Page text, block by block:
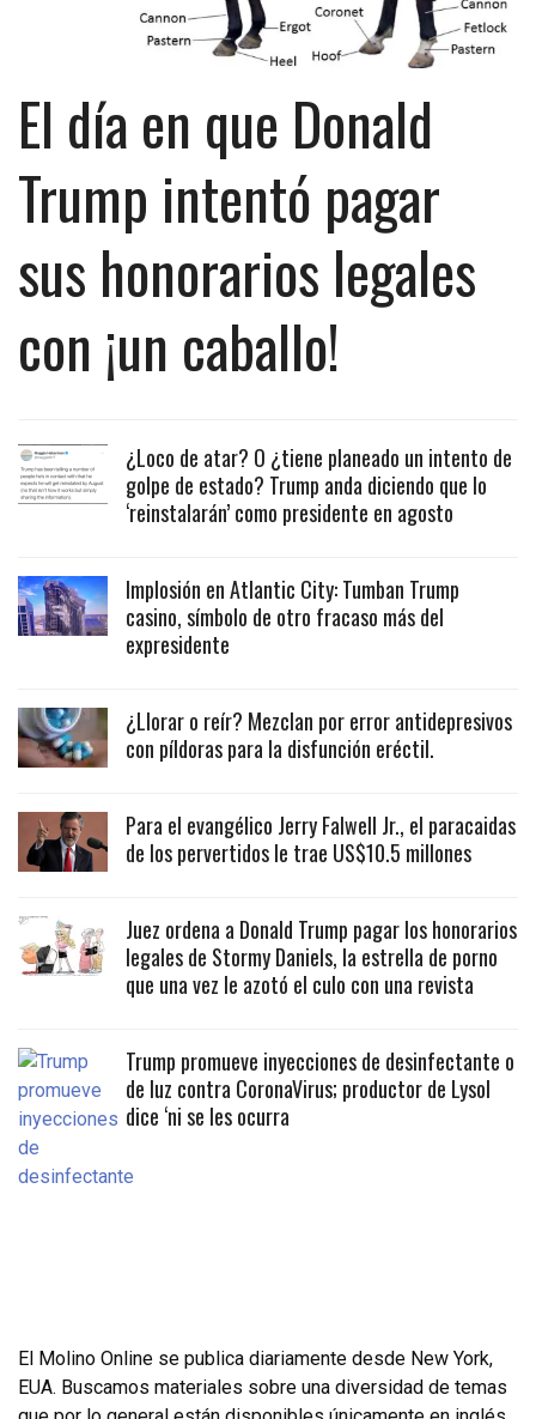
El día en que Donald
Trump intentó pagar
sus honorarios legales
con ¡un caballo!
¿Loco de atar? O ¿tiene planeado un intento de
golpe de estado? Trump anda diciendo que lo
‘reinstalarán’ como presidente en agosto
Implosión en Atlantic City: Tumban Trump
casino, símbolo de otro fracaso más del
expresidente
¿Llorar o reír? Mezclan por error antidepresivos
con píldoras para la disfunción eréctil.
Para el evangélico Jerry Falwell Jr., el paracaidas
de los pervertidos le trae US$10.5 millones
Juez ordena a Donald Trump pagar los honorarios
legales de Stormy Daniels, la estrella de porno
que una vez le azotó el culo con una revista
Trump promueve inyecciones de desinfectante o
de luz contra CoronaVirus; productor de Lysol
dice ‘ni se les ocurra
El Molino Online se publica diariamente desde New York,
EUA. Buscamos materiales sobre una diversidad de temas